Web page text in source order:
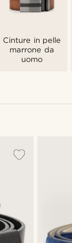
Cinture in pelle
marrone da
uomo